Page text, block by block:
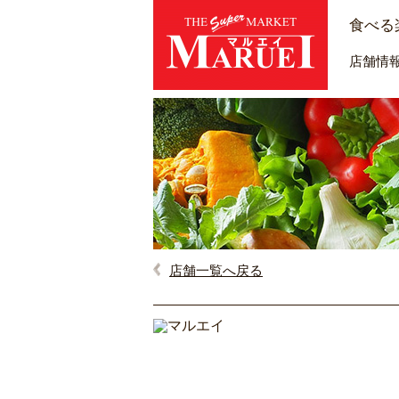
食べる
店舗情
店舗一覧へ戻る